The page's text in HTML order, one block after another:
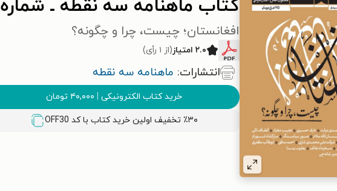
کتاب ماهنامه سه نقطه ـ شماره ۴۷ ـ آذرماه ۱۴۰۲
افغانستان؛ چیست، چرا و چگونه؟
۲.۰ امتیاز (از ۱ رأی)
انتشارات: ماهنامه سه نقطه
خرید کتاب الکترونیکی | ۴۰,۰۰۰ تومان
٪۳۰ تخفیف اولین خرید کتاب با کد OFF30